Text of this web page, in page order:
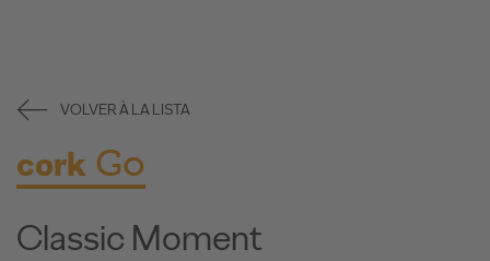
VOLVER À LA LISTA
cork Go
Classic Moment